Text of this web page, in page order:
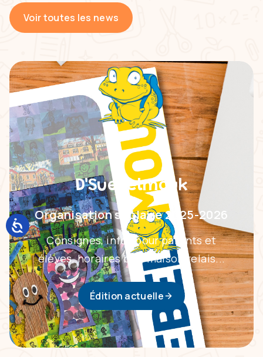
Voir toutes les news
D'Suebelmouk
Organisation scolaire 2025-2026
Consignes, infos pour parents et
élèves, horaires bus, maison relais...
Édition actuelle